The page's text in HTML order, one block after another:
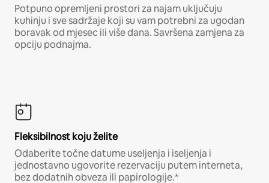
Potpuno opremljeni prostori za najam uključuju
kuhinju i sve sadržaje koji su vam potrebni za ugodan
boravak od mjesec ili više dana. Savršena zamjena za
opciju podnajma.
Fleksibilnost koju želite
Odaberite točne datume useljenja i iseljenja i
jednostavno ugovorite rezervaciju putem interneta,
bez dodatnih obveza ili papirologije.*